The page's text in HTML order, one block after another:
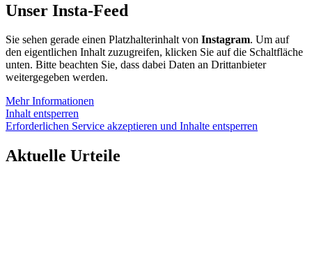
Unser Insta-Feed
Sie sehen gerade einen Platzhalterinhalt von Instagram. Um auf
den eigentlichen Inhalt zuzugreifen, klicken Sie auf die Schaltfläche
unten. Bitte beachten Sie, dass dabei Daten an Drittanbieter
weitergegeben werden.
Mehr Informationen
Inhalt entsperren
Erforderlichen Service akzeptieren und Inhalte entsperren
Aktuelle Urteile